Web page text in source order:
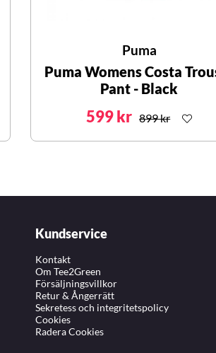
Puma
Puma Womens Costa
Pant - Black
599 kr 899 kr
Kundservice
Kontakt
Om Tee2Green
Försäljningsvillkor
Retur & Ångerrätt
Sekretess och integritetspolicy
Cookies
Radera Cookies